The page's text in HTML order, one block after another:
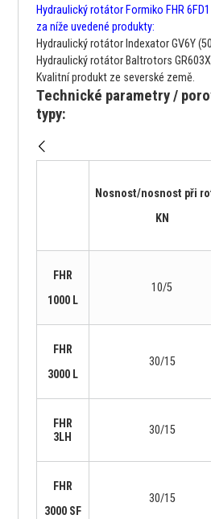
Hydraulický rotátor Formiko FHR
za níže uvedené produkty:
Hydraulický rotátor Indexator GV6Y
Hydraulický rotátor Baltrotors
Kvalitní produkt ze severské země.
Technické parametry /
typy:
Nosnost/nosnost při
KN
FHR
1000 L
10/5
FHR
3000 L
30/15
FHR
3LH
30/15
FHR
3000 SF
30/15